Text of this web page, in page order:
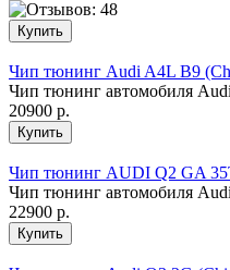
Чип тюнинг Audi A4L B9
Чип тюнинг автомобиля
20900 р.
Чип тюнинг AUDI Q2 GA
Чип тюнинг автомобиля
22900 р.